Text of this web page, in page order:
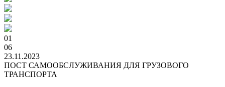
01
06
23.11.2023
ПОСТ САМООБСЛУЖИВАНИЯ ДЛЯ ГРУЗОВОГО
ТРАНСПОРТА